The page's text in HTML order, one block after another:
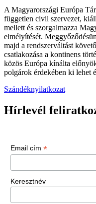
A Magyarországi Európa
független civil szervezet,
mellett és szorgalmazza
elmélyítését.
majd a rendszerváltást
csatlakozása a kontinens
közös Európa kínálta
polgárok érdekében ki lehet
Szándéknyilatkozat
Hírlevél
Email cím *
Keresztnév